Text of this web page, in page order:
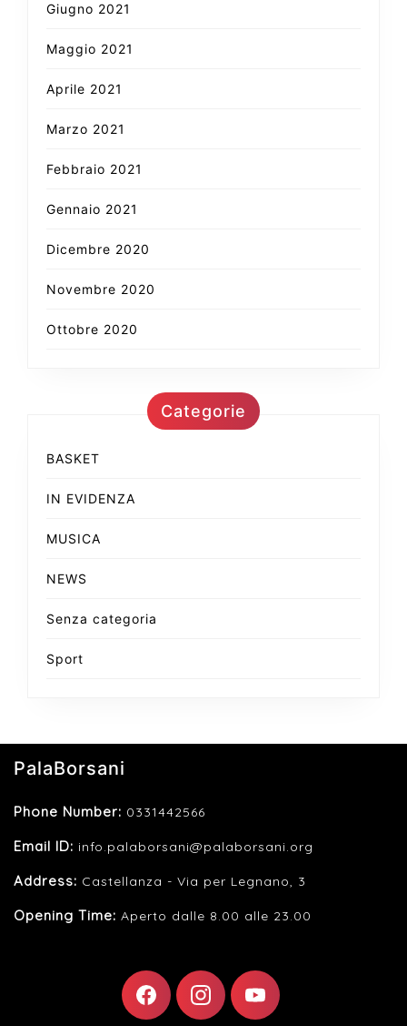
Giugno 2021
Maggio 2021
Aprile 2021
Marzo 2021
Febbraio 2021
Gennaio 2021
Dicembre 2020
Novembre 2020
Ottobre 2020
Categorie
BASKET
IN EVIDENZA
MUSICA
NEWS
Senza categoria
Sport
PalaBorsani
Phone Number: 0331442566
Email ID: info.palaborsani@palaborsani.org
Address: Castellanza - Via per Legnano, 3
Opening Time: Aperto dalle 8.00 alle 23.00
F
A
I
N
Y
O